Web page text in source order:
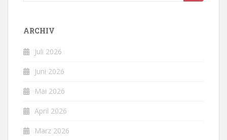
ARCHIV
Juli 2026
Juni 2026
Mai 2026
April 2026
März 2026